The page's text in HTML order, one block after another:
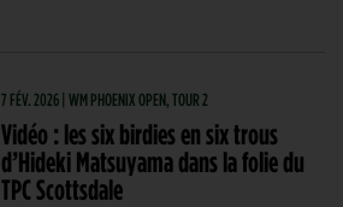
7 FÉV. 2026 | WM PHOENIX OPEN, TOUR 2
Vidéo : les six birdies en six trous
d’Hideki Matsuyama dans la folie du
TPC Scottsdale